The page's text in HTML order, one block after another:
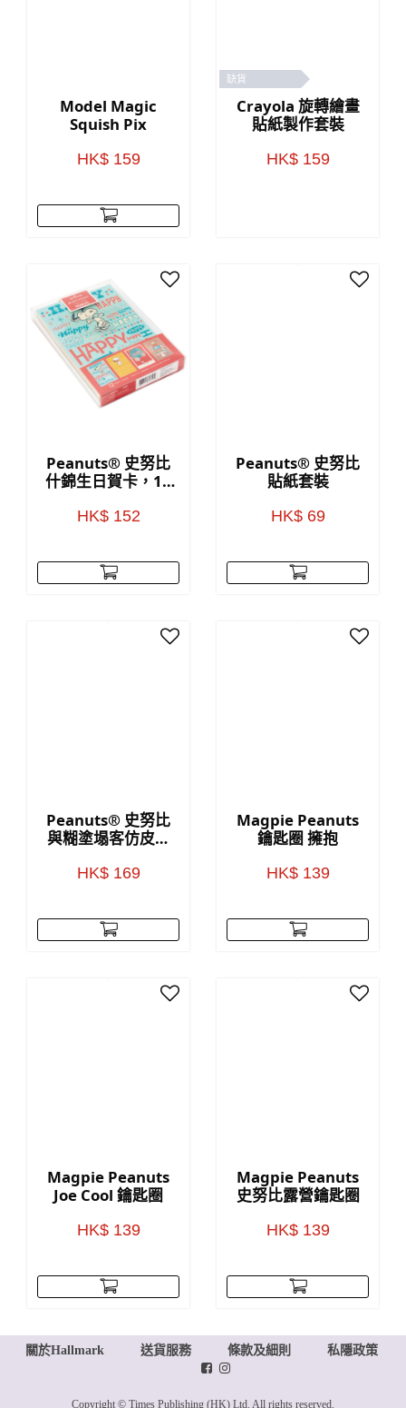
Model Magic
Squish Pix
HK$ 159
缺貨
Crayola 旋轉繪畫
貼紙製作套裝
HK$ 159
Peanuts® 史努比
什錦生日賀卡，12
HK$ 152
Peanuts® 史努比
貼紙套裝
HK$ 69
Peanuts® 史努比
與糊塗塌客仿皮筆
HK$ 169
Magpie Peanuts
鑰匙圈 擁抱
HK$ 139
Magpie Peanuts
Joe Cool 鑰匙圈
HK$ 139
Magpie Peanuts
史努比露營鑰匙圈
HK$ 139
關於Hallmark 送貨服務 條款及細則 私隱政策
Copyright © Times Publishing (HK) Ltd. All rights reserved.